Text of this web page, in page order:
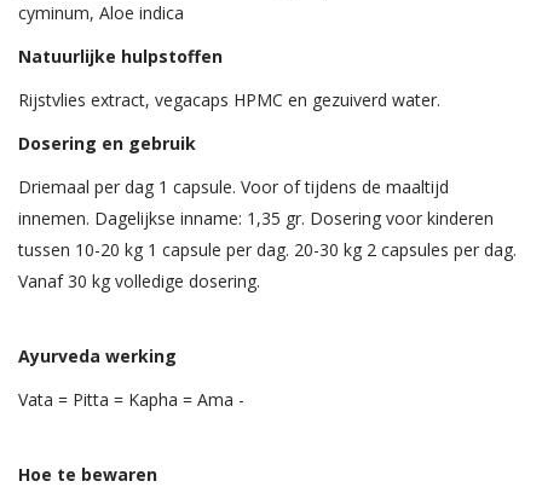
cyminum, Aloe indica
Natuurlijke hulpstoffen
Rijstvlies extract, vegacaps HPMC en gezuiverd water.
Dosering en gebruik
Driemaal per dag 1 capsule. Voor of tijdens de maaltijd
innemen. Dagelijkse inname: 1,35 gr. Dosering voor kinderen
tussen 10-20 kg 1 capsule per dag. 20-30 kg 2 capsules per dag.
Vanaf 30 kg volledige dosering.
Ayurveda werking
Vata = Pitta = Kapha = Ama -
Hoe te bewaren